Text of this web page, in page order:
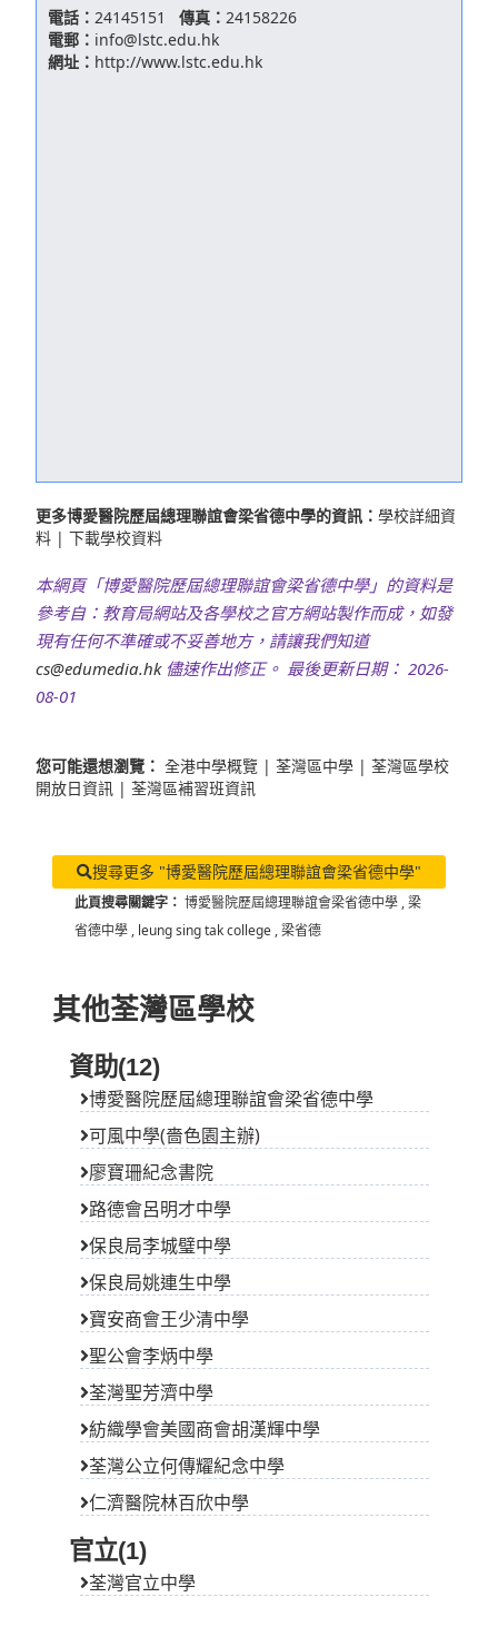
電話： 24145151 傳真： 24158226
電郵： info@lstc.edu.hk
網址： http://www.lstc.edu.hk
更多博愛醫院歷屆總理聯誼會梁省德中學的資訊： 學校詳細資
料 | 下載學校資料
本網頁「博愛醫院歷屆總理聯誼會梁省德中學」的資料是
參考自：教育局網站及各學校之官方網站製作而成，如發
現有任何不準確或不妥善地方，請讓我們知道
cs@edumedia.hk儘速作出修正。 最後更新日期： 2026-
08-01
您可能還想瀏覽： 全港中學概覽 | 荃灣區中學 | 荃灣區學校
開放日資訊 | 荃灣區補習班資訊
搜尋更多 "博愛醫院歷屆總理聯誼會梁省德中學"
此頁搜尋關鍵字： 博愛醫院歷屆總理聯誼會梁省德中學 ,梁
省德中學 , leung sing tak college ,梁省德
其他荃灣區學校
資助(12)
博愛醫院歷屆總理聯誼會梁省德中學
可風中學(嗇色園主辦)
廖寶珊紀念書院
路德會呂明才中學
保良局李城璧中學
保良局姚連生中學
寶安商會王少清中學
聖公會李炳中學
荃灣聖芳濟中學
紡織學會美國商會胡漢輝中學
荃灣公立何傳耀紀念中學
仁濟醫院林百欣中學
官立(1)
荃灣官立中學